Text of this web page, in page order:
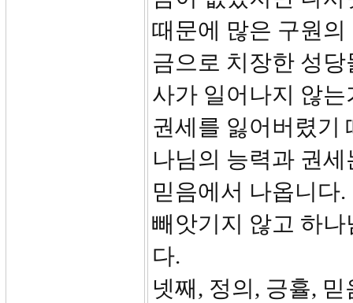
때문에 많은 구원
금으로 치장한 성
사가 일어나지 않
권세를 잃어버렸기
나님의 능력과 권
믿음에서 나옵니다
빼앗기지 않고 하
다.
넷째, 정의, 긍휼,